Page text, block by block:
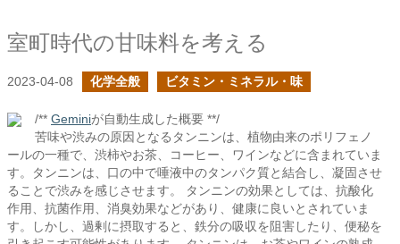
室町時代の甘味料を考える
2023-04-08 化学全般 ビタミン・ミネラル・味
/** Geminiが自動生成した概要 **/
苦味や渋みの原因となるタンニンは、植物由来のポリフェノ
ールの一種で、渋柿やお茶、コーヒー、ワインなどに含まれていま
す。タンニンは、口の中で唾液中のタンパク質と結合し、凝固させ
ることで渋みを感じさせます。 タンニンの効果としては、抗酸化
作用、抗菌作用、消臭効果などがあり、健康に良いとされていま
す。しかし、過剰に摂取すると、鉄分の吸収を阻害したり、便秘を